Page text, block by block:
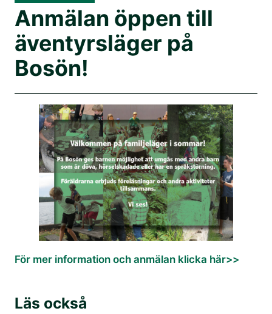
Anmälan öppen till
äventyrsläger på
Bosön!
För mer information och anmälan klicka här>>
Läs också